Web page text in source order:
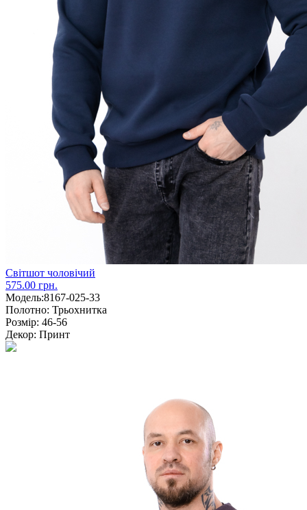
Світшот чоловічий
575.00 грн.
Модель:8167-025-33
Полотно: Трьохнитка
Розмір: 46-56
Декор: Принт